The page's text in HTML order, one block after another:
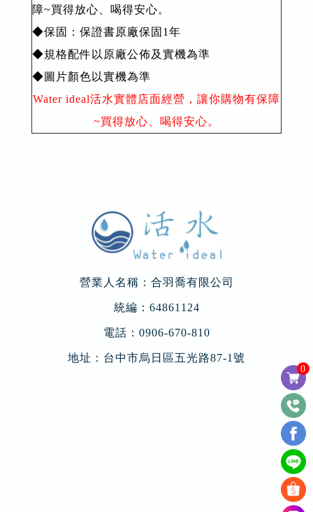
0
障~買得放心、喝得安心。
◆保固：保證書原廠保固1年
◆規格配件以原廠公佈及實機為準
◆圖片顏色以實機為準
Water ideal活水實體店面經營，讓你購物有保障
~買得放心、喝得安心。
營業人名稱：合羽喬有限公司
統編：64861124
電話： 0906-670-810
地址： 台中市烏日區五光路87-1號